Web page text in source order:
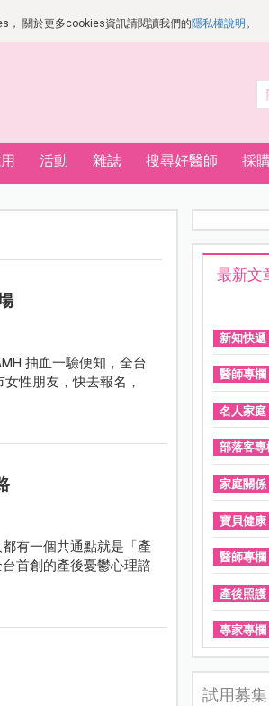
， 關於更多cookies資訊請閱讀我們的隱私權說明 。
活動 雜誌 搜尋好醫師 採
抽血一驗便知，全台
性朋友，快去報名，
有一個共通點就是「產
首創的產後憂鬱心理諮
最新文
新知快遞
醫師專欄
名人家庭
部落客專
家庭關係
寶貝健康
醫師專欄
產後照護
專家專欄
試用募集